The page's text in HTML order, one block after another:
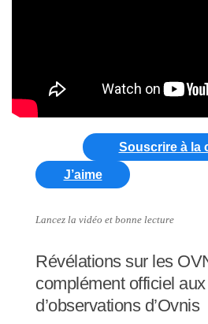
Souscrire à la
J’aime
Lancez la vidéo et bonne lecture
Révélations sur les
complément officiel
d’observations d’Ovnis